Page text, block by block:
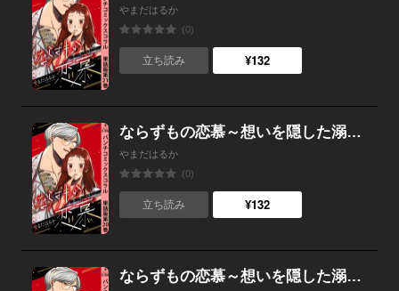
やまだはるか
(0)
立ち読み ¥132
ならずもの恋慕～想いを隠した溺愛ヤクザ～ 単話版第20巻
やまだはるか
(0)
立ち読み ¥132
ならずもの恋慕～想いを隠した溺愛ヤクザ～ 単話版第19巻